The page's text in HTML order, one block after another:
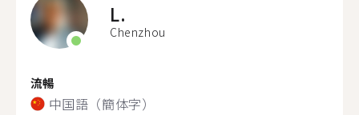
L.
Chenzhou
流暢
中国語（簡体字）